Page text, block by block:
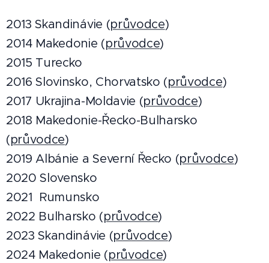
2013 Skandinávie (průvodce)
2014 Makedonie (průvodce)
2015 Turecko
2016 Slovinsko, Chorvatsko (průvodce)
2017 Ukrajina-Moldavie (průvodce)
2018 Makedonie-Řecko-Bulharsko
(průvodce)
2019 Albánie a Severní Řecko (průvodce)
2020 Slovensko
2021 Rumunsko
2022 Bulharsko (průvodce)
2023 Skandinávie (průvodce)
2024 Makedonie (průvodce)